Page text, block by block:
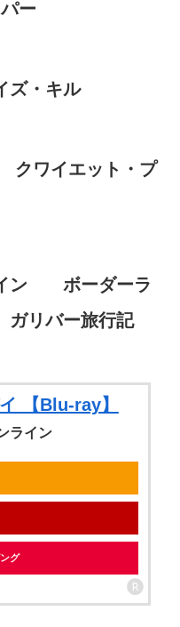
ー
ズ・キル
クワイエット・プ
イン ボーダーラ
リバー旅行記
【Blu-ray】
ライン
グ